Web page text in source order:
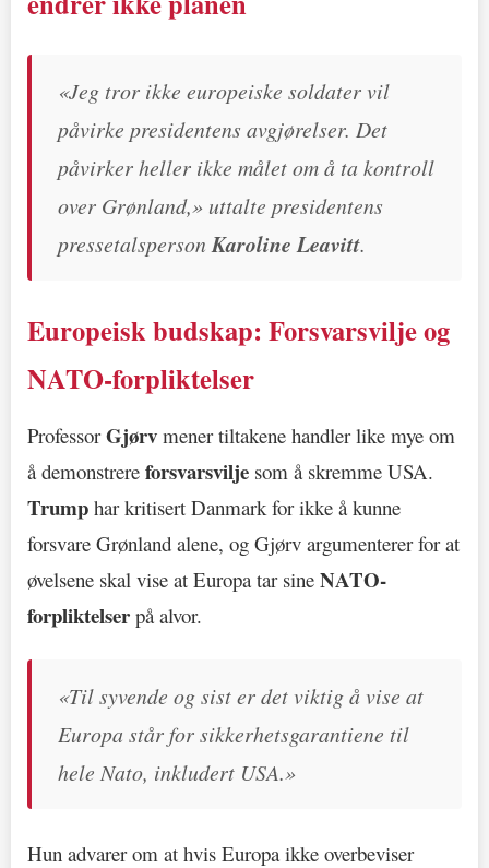
«Jeg tror ikke europeiske soldater vil
påvirke presidentens avgjørelser. Det
påvirker heller ikke målet om å ta kontroll
over Grønland,» uttalte presidentens
pressetalsperson Karoline Leavitt.
Europeisk budskap: Forsvarsvilje og
NATO-forpliktelser
ProfessorGjørv mener tiltakene handler like mye om
å demonstrere forsvarsvilje som å skremme USA.
Trump har kritisert Danmark for ikke å kunne
forsvare Grønland alene, og Gjørv argumenterer for at
øvelsene skal vise at Europa tar sine NATO-
forpliktelser på alvor.
«Til syvende og sist er det viktig å vise at
Europa står for sikkerhetsgarantiene til
hele Nato, inkludert USA.»
Hun advarer om at hvis Europa ikke overbeviser